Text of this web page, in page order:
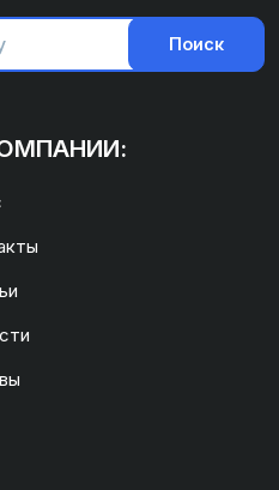
Поиск